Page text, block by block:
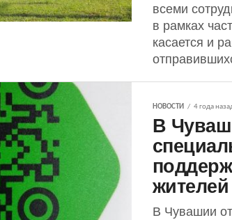
всеми
в рамках
касается и
НОВОСТИ 4 года
В
жителей
В Чувашии